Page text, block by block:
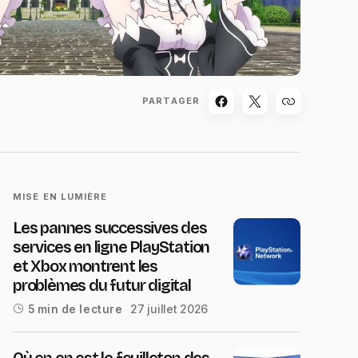
PARTAGER
MISE EN LUMIÈRE
Les pannes successives des
services en ligne PlayStation
et Xbox montrent les
problèmes du futur digital
5 min de lecture 27 juillet 2026